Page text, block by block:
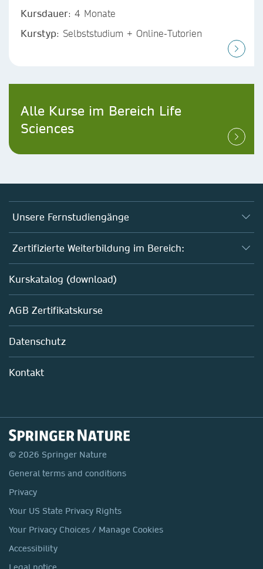
Kursdauer: 4 Monate
Kurstyp: Selbststudium + Online-Tutorien
Alle Kurse im Bereich Life
Sciences
Unsere Fernstudiengänge
Fernstudium Biologie
Fernstudium B. Sc. Chemie
Fernstudium M. Sc. Biotechnologie
Zertifizierte Weiterbildung im Bereich:
AZAV-geförderte Weiterbildungskurse
Biotechnologie
Chemie
Mitarbeiterführung im Labor
Kurskatalog (download)
AGB Zertifikatskurse
Datenschutz
Kontakt
© 2026 Springer Nature
General terms and conditions
Privacy
Your US State Privacy Rights
Your Privacy Choices / Manage Cookies
Accessibility